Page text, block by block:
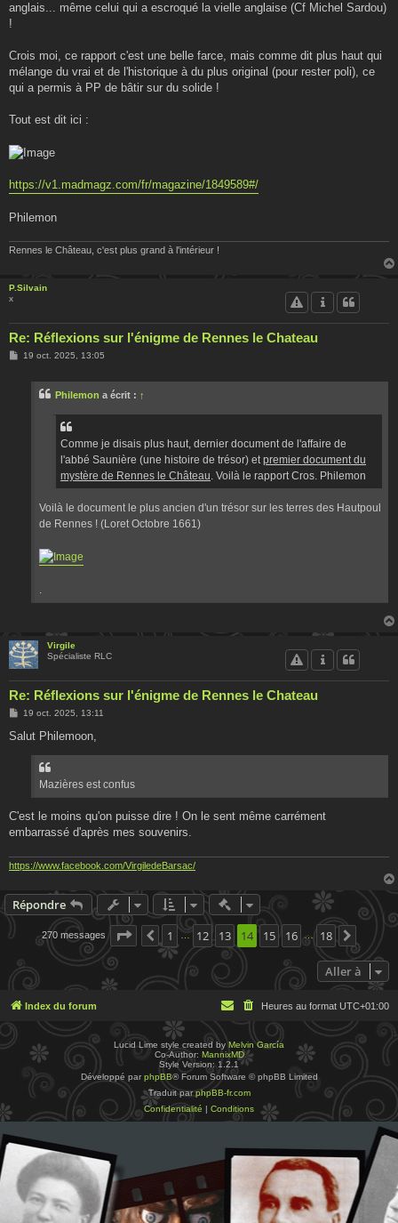
anglais... même celui qui a escroqué la vielle anglaise (Cf Michel Sardou)
!
Crois moi, ce rapport c'est une belle farce, mais comme dit plus haut qui
mélange du vrai et de l'historique à du plus original (pour rester poli), ce
qui a permis à PP de bâtir sur du solide !
Tout est dit ici :
https://v1.madmagz.com/fr/magazine/1849589#/
Philemon
Rennes le Château, c'est plus grand à l'intérieur !
P.Silvain
x
Re: Réflexions sur l'énigme de Rennes le Chateau
M19 oct. 2025, 13:05
Philemon a écrit : ↑
Comme je disais plus haut, dernier document de l'affaire de
l'abbé Saunière (une histoire de trésor) et premier document du
mystère de Rennes le Château . Voilà le rapport Cros. Philemon
Voilà le document le plus ancien d'un trésor sur les terres des Hautpoul
de Rennes ! (Loret Octobre 1661)
Virgile
Spécialiste RLC
Re: Réflexions sur l'énigme de Rennes le Chateau
M
s
19 oct. 2025, 13:11
Salut Philemoon,
Mazières est confus
C'est le moins qu'on puisse dire ! On le sent même carrément
embarrassé d'après mes souvenirs.
https://www.facebook.com/VirgiledeBarsac/
Répondre Actions rapides de
270 messages Page 14 sur 18
Précédente
1 … 12 13 14 15 16 … 18
Aller à
Index du forum Heures au format UTC+01:00
Lucid Lime style created by Melvin García
Co-Author: MannixMD
Style Version: 1.2.1
Développé par phpBB® Forum Software © phpBB Limited
Traduit parphpBB-fr.com
Confidentialité | Conditions